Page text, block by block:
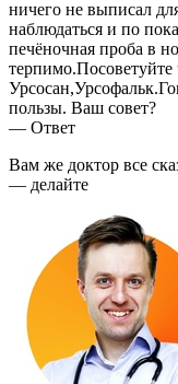
ничего не выписал
наблюдаться и по
печёночная проба в
терпимо.Посоветуйте
пользы. Ваш совет?
— Ответ
Вам же доктор все
— делайте